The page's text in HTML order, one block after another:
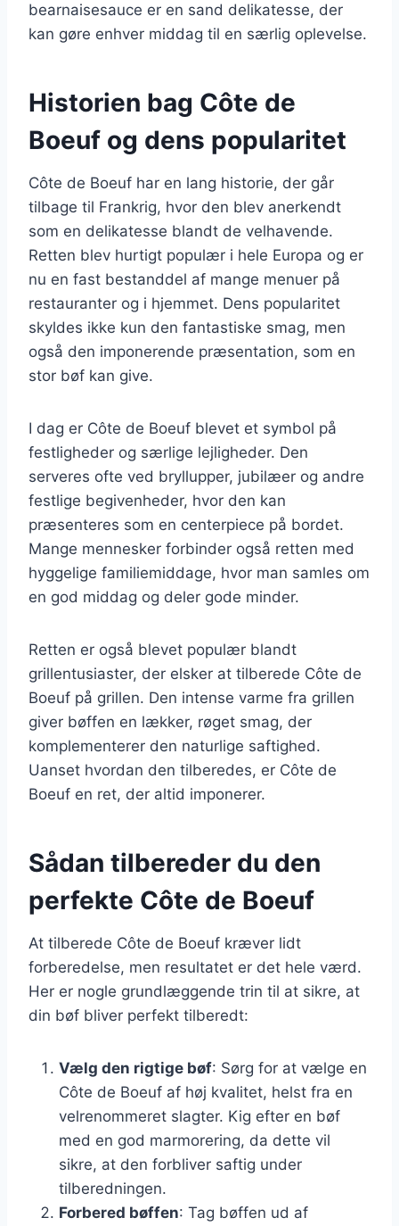
bearnaisesauce er en sand delikatesse, der
kan gøre enhver middag til en særlig oplevelse.
Historien bag Côte de
Boeuf og dens popularitet
Côte de Boeuf har en lang historie, der går
tilbage til Frankrig, hvor den blev anerkendt
som en delikatesse blandt de velhavende.
Retten blev hurtigt populær i hele Europa og er
nu en fast bestanddel af mange menuer på
restauranter og i hjemmet. Dens popularitet
skyldes ikke kun den fantastiske smag, men
også den imponerende præsentation, som en
stor bøf kan give.
I dag er Côte de Boeuf blevet et symbol på
festligheder og særlige lejligheder. Den
serveres ofte ved bryllupper, jubilæer og andre
festlige begivenheder, hvor den kan
præsenteres som en centerpiece på bordet.
Mange mennesker forbinder også retten med
hyggelige familiemiddage, hvor man samles om
en god middag og deler gode minder.
Retten er også blevet populær blandt
grillentusiaster, der elsker at tilberede Côte de
Boeuf på grillen. Den intense varme fra grillen
giver bøffen en lækker, røget smag, der
komplementerer den naturlige saftighed.
Uanset hvordan den tilberedes, er Côte de
Boeuf en ret, der altid imponerer.
Sådan tilbereder du den
perfekte Côte de Boeuf
At tilberede Côte de Boeuf kræver lidt
forberedelse, men resultatet er det hele værd.
Her er nogle grundlæggende trin til at sikre, at
din bøf bliver perfekt tilberedt:
Vælg den rigtige bøf: Sørg for at vælge en
Côte de Boeuf af høj kvalitet, helst fra en
velrenommeret slagter. Kig efter en bøf
med en god marmorering, da dette vil
sikre, at den forbliver saftig under
tilberedningen.
Forbered bøffen: Tag bøffen ud af